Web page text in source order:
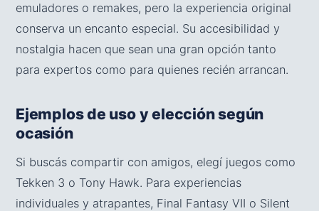
emuladores o remakes, pero la experiencia original
conserva un encanto especial. Su accesibilidad y
nostalgia hacen que sean una gran opción tanto
para expertos como para quienes recién arrancan.
Ejemplos de uso y elección según
ocasión
Si buscás compartir con amigos, elegí juegos como
Tekken 3 o Tony Hawk. Para experiencias
individuales y atrapantes, Final Fantasy VII o Silent